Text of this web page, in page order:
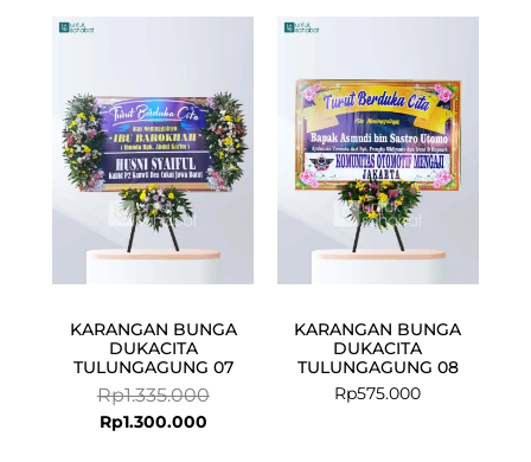
KARANGAN BUNGA
DUKACITA
TULUNGAGUNG 07
Rp1.335.000
Rp1.335.000.
Rp1.300.000
Rp1.300.000.
KARANGAN BUNGA
DUKACITA
TULUNGAGUNG 08
Rp575.000